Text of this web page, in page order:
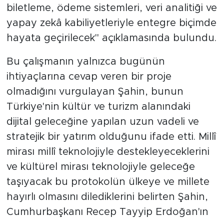
biletleme, ödeme sistemleri, veri analitiği ve
yapay zekâ kabiliyetleriyle entegre biçimde
hayata geçirilecek'' açıklamasında bulundu.
Bu çalışmanın yalnızca bugünün
ihtiyaçlarına cevap veren bir proje
olmadığını vurgulayan Şahin, bunun
Türkiye'nin kültür ve turizm alanındaki
dijital geleceğine yapılan uzun vadeli ve
stratejik bir yatırım olduğunu ifade etti. Millî
mirası millî teknolojiyle destekleyeceklerini
ve kültürel mirası teknolojiyle geleceğe
taşıyacak bu protokolün ülkeye ve millete
hayırlı olmasını dilediklerini belirten Şahin,
Cumhurbaşkanı Recep Tayyip Erdoğan'ın